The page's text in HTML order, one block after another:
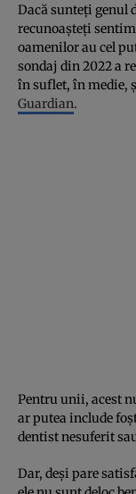
Dacă sunteți genul
recunoașteți
oamenilor au cel
sondaj din 2022 a
în suflet, în medie,
Guardian.
Pentru unii, acest
ar putea include
dentist nesuferit
Dar, deși pare